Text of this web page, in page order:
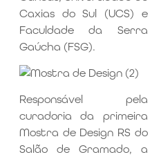
Caxias do Sul (UCS) e
Faculdade da Serra
Gaúcha (FSG).
Responsável pela
curadoria da primeira
Mostra de Design RS do
Salão de Gramado, a